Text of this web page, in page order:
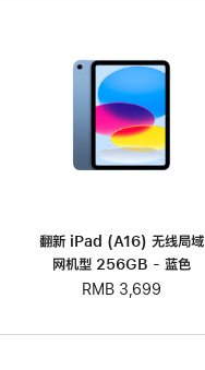
翻新 iPad (A16) 无线局域
网机型 256GB - 蓝色
RMB 3,699